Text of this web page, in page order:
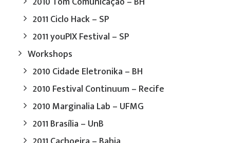
2011 Ciclo Hack – SP
2011 youPIX Festival – SP
Workshops
2010 Cidade Eletronika – BH
2010 Festival Continuum – Recife
2010 Marginalia Lab – UFMG
2011 Brasília – UnB